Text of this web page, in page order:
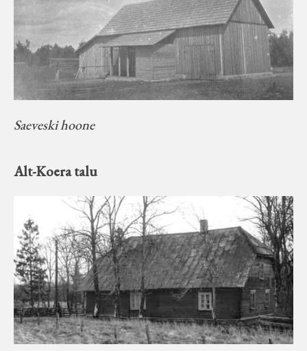
Saeveski hoone
Alt-Koera talu